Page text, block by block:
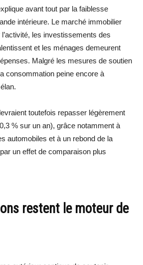
avant tout par la faiblesse
intérieure. Le marché immobilier
les investissements des
et les ménages demeurent
Malgré les mesures de soutien
consommation peine encore à
toutefois repasser légèrement
% sur un an), grâce notamment à
automobiles et à un rebond de la
un effet de comparaison plus
restent le moteur de